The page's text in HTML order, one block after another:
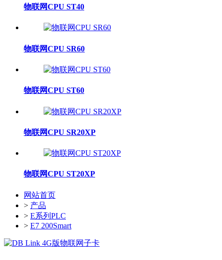
物联网CPU ST40
物联网CPU SR60
物联网CPU ST60
物联网CPU SR20XP
物联网CPU ST20XP
网站首页
> 产品
> E系列PLC
> E7 200Smart